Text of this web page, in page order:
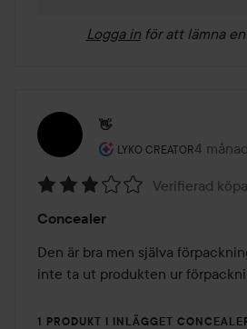
Logga in för att lämna
👋
LYKO CREATOR
Användarens roll: Lyko
4
Inlägget
3
av
5
Verifierad
Concealer
Den är bra men själva
inte ta ut produkten ur
1 PRODUKT I INLÄGGET